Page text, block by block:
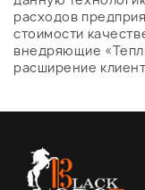
расходов
стоимости
внедряющие
расширение